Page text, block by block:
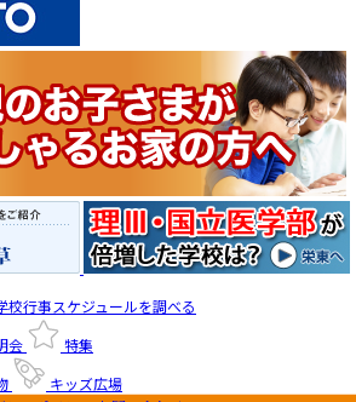
校行事スケジュールを調べる
会
特集
キッズ広場